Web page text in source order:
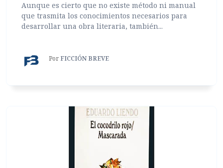
Aunque es cierto que no existe método ni manual
que trasmita los conocimientos necesarios para
desarrollar una obra literaria, también...
Por FICCIÓN BREVE